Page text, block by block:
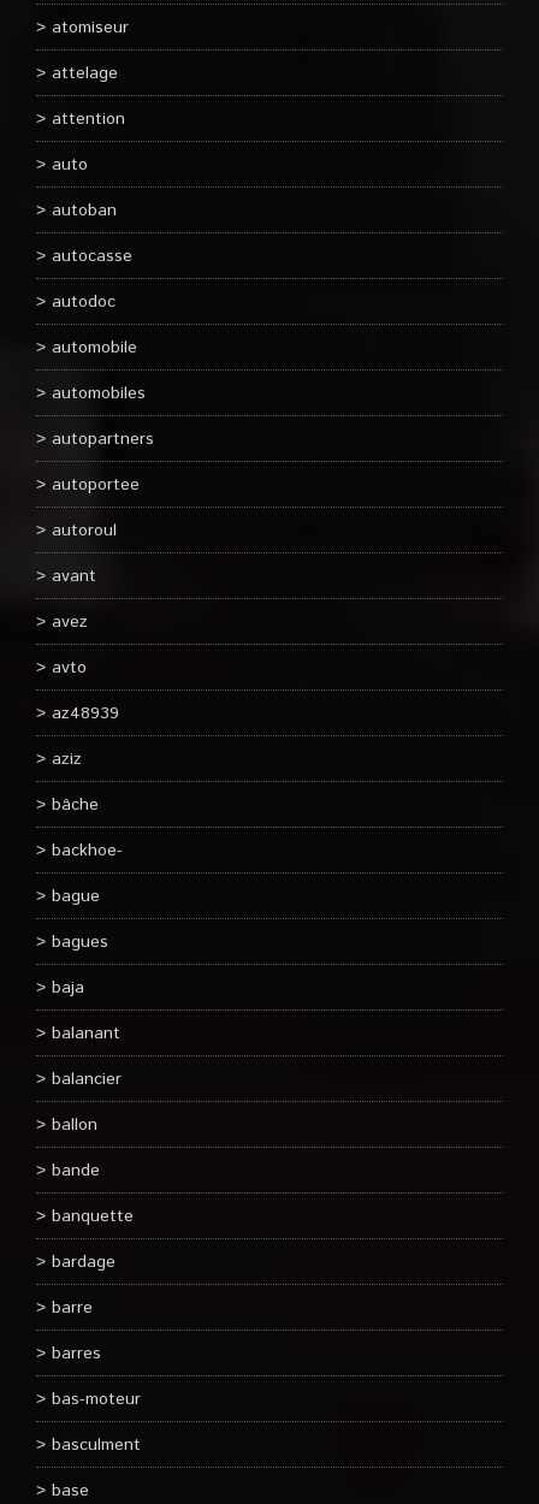
atomiseur
attelage
attention
auto
autoban
autocasse
autodoc
automobile
automobiles
autopartners
autoportee
autoroul
avant
avez
avto
az48939
aziz
bâche
backhoe-
bague
bagues
baja
balanant
balancier
ballon
bande
banquette
bardage
barre
barres
bas-moteur
basculment
base